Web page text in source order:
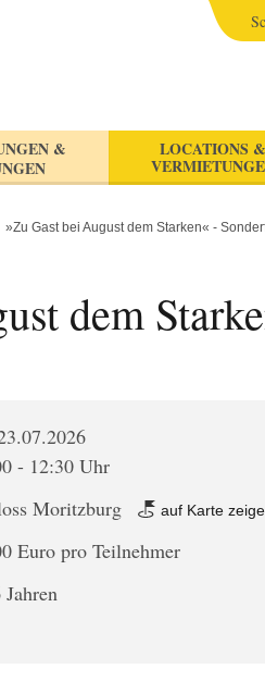
&
LOCATIONS &
»Zu Gast bei August dem Starken« -
dem
- 12:30 Uhr
Moritzburg auf Karte
Euro pro Teilnehmer
Jahren